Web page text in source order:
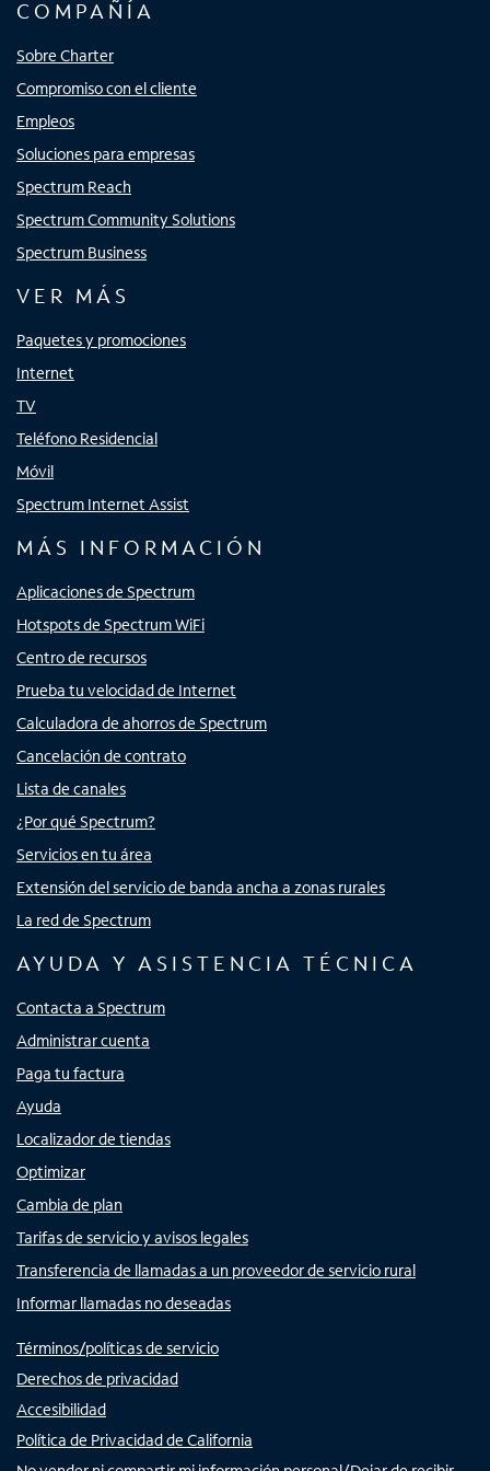
COMPAÑÍA
Sobre Charter
Compromiso con el cliente
Empleos
Soluciones para empresas
Spectrum Reach
Spectrum Community Solutions
Spectrum Business
VER MÁS
Paquetes y promociones
Internet
TV
Teléfono Residencial
Móvil
Spectrum Internet Assist
MÁS INFORMACIÓN
Aplicaciones de Spectrum
Hotspots de Spectrum WiFi
Centro de recursos
Prueba tu velocidad de Internet
Calculadora de ahorros de Spectrum
Cancelación de contrato
Lista de canales
¿Por qué Spectrum?
Servicios en tu área
Extensión del servicio de banda ancha a zonas rurales
La red de Spectrum
AYUDA Y ASISTENCIA TÉCNICA
Contacta a Spectrum
Administrar cuenta
Paga tu factura
Ayuda
Localizador de tiendas
Optimizar
Cambia de plan
Tarifas de servicio y avisos legales
Transferencia de llamadas a un proveedor de servicio rural
Informar llamadas no deseadas
Términos/políticas de servicio
Derechos de privacidad
Accesibilidad
Política de Privacidad de California